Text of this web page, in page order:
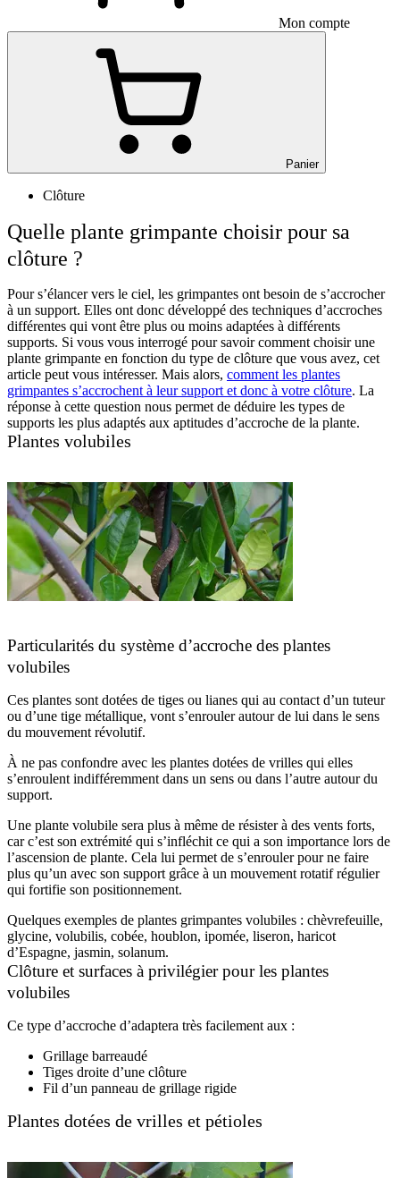
Mon compte
Panier
Clôture
Quelle plante grimpante choisir pour sa
clôture ?
Pour s’élancer vers le ciel, les grimpantes ont besoin de s’accrocher
à un support. Elles ont donc développé des techniques d’accroches
différentes qui vont être plus ou moins adaptées à différents
supports. Si vous vous interrogé pour savoir comment choisir une
plante grimpante en fonction du type de clôture que vous avez, cet
article peut vous intéresser. Mais alors, comment les plantes
grimpantes s’accrochent à leur support et donc à votre clôture. La
réponse à cette question nous permet de déduire les types de
supports les plus adaptés aux aptitudes d’accroche de la plante.
Plantes volubiles
Particularités du système d’accroche des plantes
volubiles
Ces plantes sont dotées de tiges ou lianes qui au contact d’un tuteur
ou d’une tige métallique, vont s’enrouler autour de lui dans le sens
du mouvement révolutif.
À ne pas confondre avec les plantes dotées de vrilles qui elles
s’enroulent indifféremment dans un sens ou dans l’autre autour du
support.
Une plante volubile sera plus à même de résister à des vents forts,
car c’est son extrémité qui s’infléchit ce qui a son importance lors de
l’ascension de plante. Cela lui permet de s’enrouler pour ne faire
plus qu’un avec son support grâce à un mouvement rotatif régulier
qui fortifie son positionnement.
Quelques exemples de plantes grimpantes volubiles : chèvrefeuille,
glycine, volubilis, cobée, houblon, ipomée, liseron, haricot
d’Espagne, jasmin, solanum.
Clôture et surfaces à privilégier pour les plantes
volubiles
Ce type d’accroche d’adaptera très facilement aux :
Grillage barreaudé
Tiges droite d’une clôture
Fil d’un panneau de grillage rigide
Plantes dotées de vrilles et pétioles